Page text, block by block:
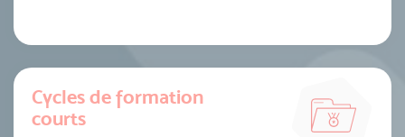
Cycles de formation
courts